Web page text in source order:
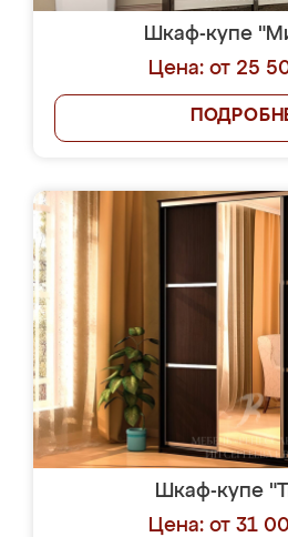
Шкаф-купе
Цена: от 25
Шкаф-купе
Цена: от 31